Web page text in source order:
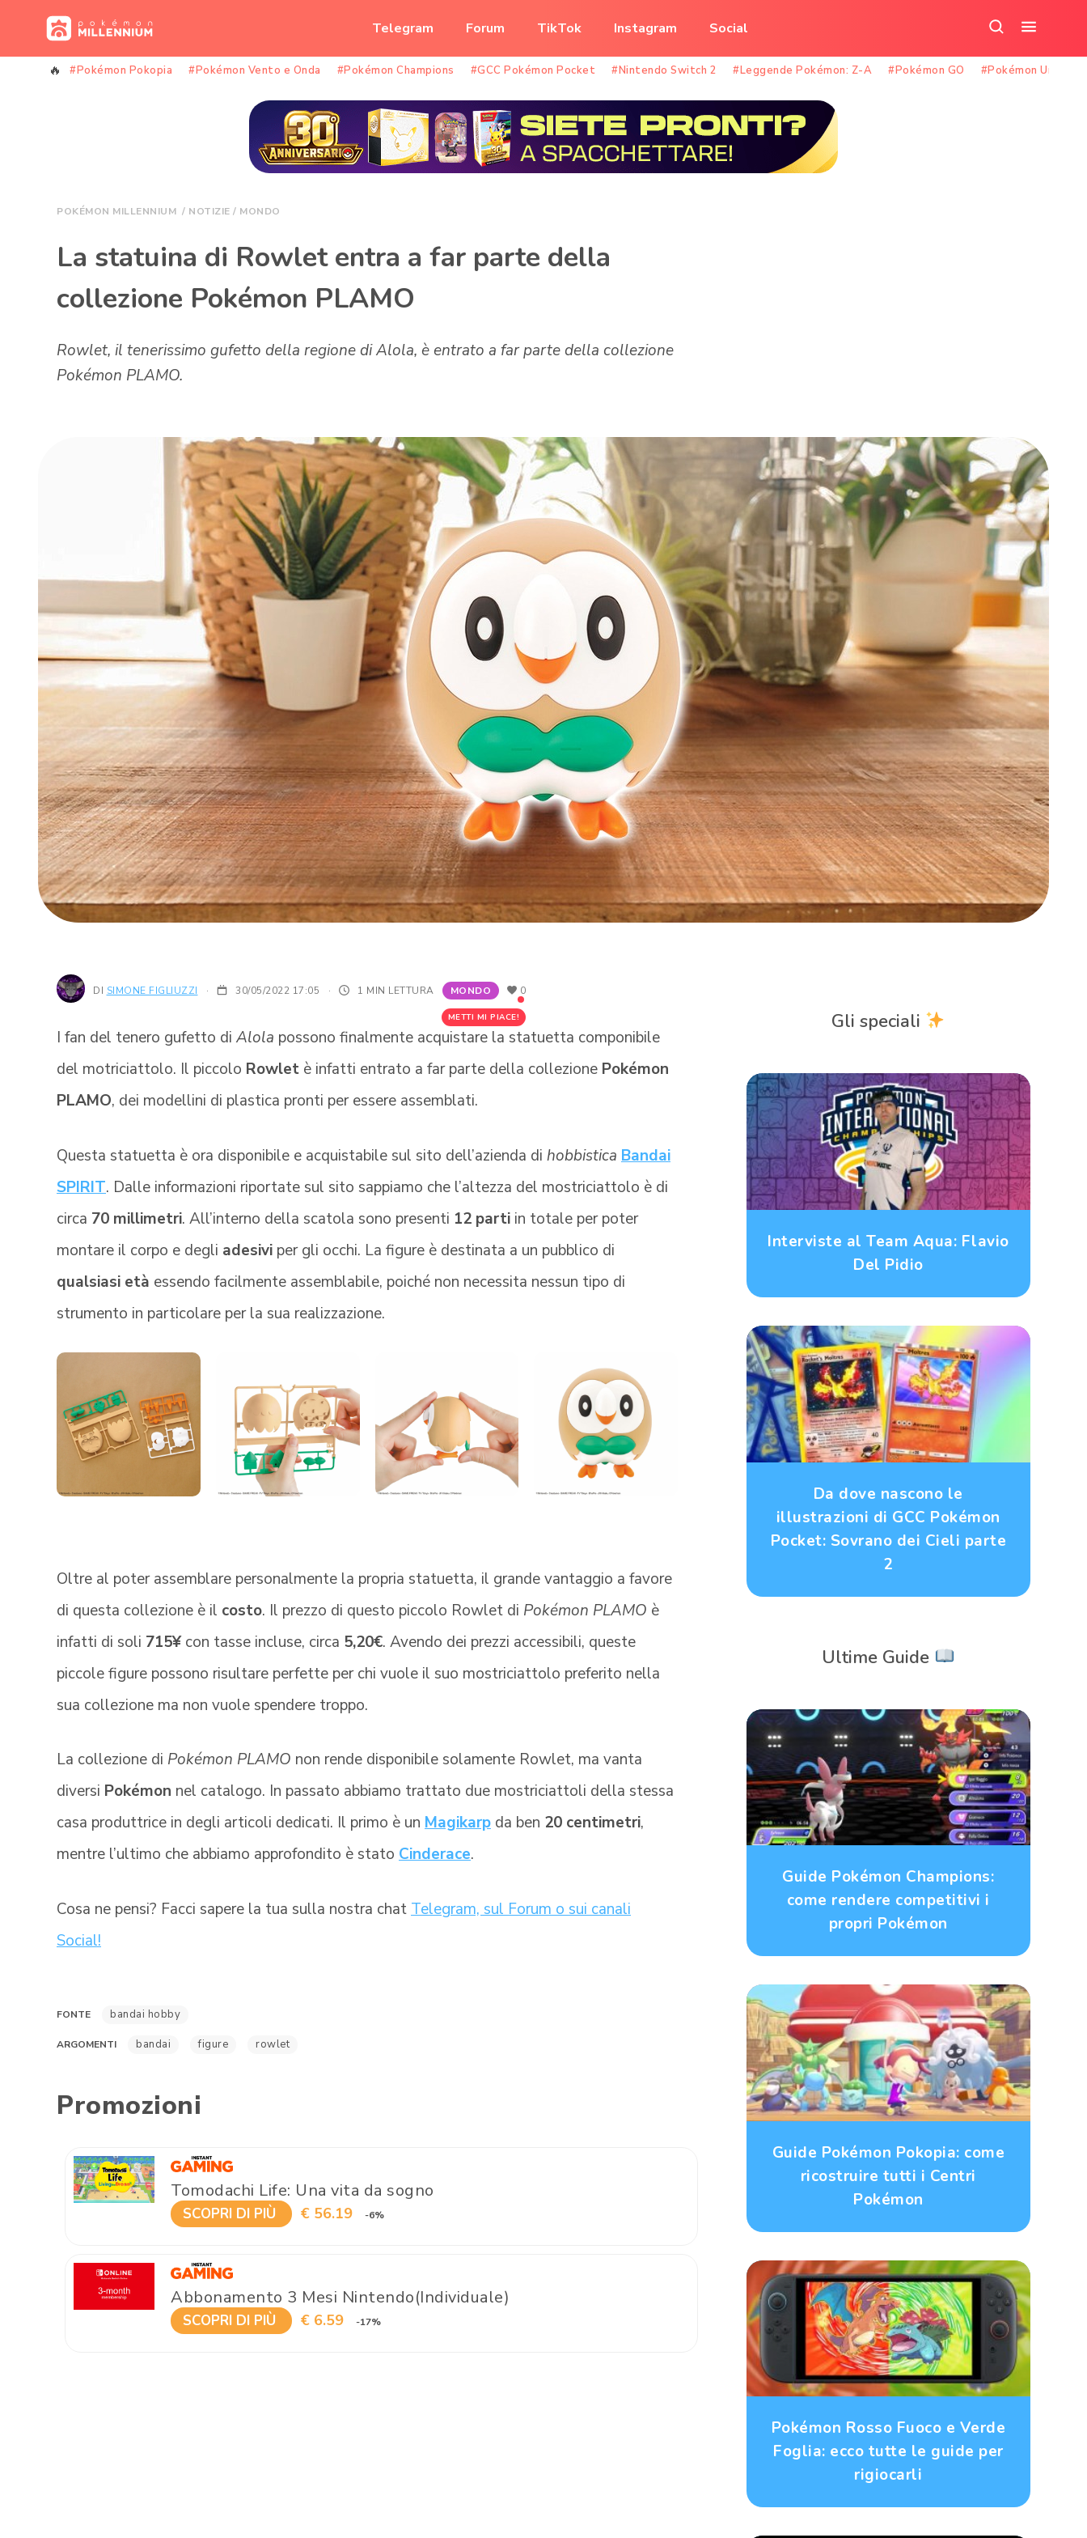
Telegram Forum TikTok Instagram Social
nel
sito
il
menu
#Pokémon Pokopia #Pokémon Vento e Onda #Pokémon Champions #GCC Pokémon Pocket #Nintendo Switch 2 #Leggende Pokémon: Z-A #Pokémon GO #Pokémon Unite
POKÉMON MILLENNIUM / NOTIZIE / MONDO
La statuina di Rowlet entra a far parte della
collezione Pokémon PLAMO
Rowlet, il tenerissimo gufetto della regione di Alola, è entrato a far parte della collezione
Pokémon PLAMO.
DI SIMONE FIGLIUZZI 30/05/2022 17:05 · 1 MIN LETTURA MONDO
METTI MI PIACE!
0
I fan del tenero gufetto di Alola possono finalmente acquistare la statuetta componibile
del motriciattolo. Il piccolo Rowlet è infatti entrato a far parte della collezione Pokémon
PLAMO, dei modellini di plastica pronti per essere assemblati.
Questa statuetta è ora disponibile e acquistabile sul sito dell’azienda di hobbistica Bandai
SPIRIT. Dalle informazioni riportate sul sito sappiamo che l’altezza del mostriciattolo è di
circa 70 millimetri. All’interno della scatola sono presenti 12 parti in totale per poter
montare il corpo e degli adesivi per gli occhi. La figure è destinata a un pubblico di
qualsiasi età essendo facilmente assemblabile, poiché non necessita nessun tipo di
strumento in particolare per la sua realizzazione.
Oltre al poter assemblare personalmente la propria statuetta, il grande vantaggio a favore
di questa collezione è il costo. Il prezzo di questo piccolo Rowlet di Pokémon PLAMO è
infatti di soli 715¥con tasse incluse, circa 5,20€. Avendo dei prezzi accessibili, queste
piccole figure possono risultare perfette per chi vuole il suo mostriciattolo preferito nella
sua collezione ma non vuole spendere troppo.
La collezione di Pokémon PLAMO non rende disponibile solamente Rowlet, ma vanta
diversi Pokémon nel catalogo. In passato abbiamo trattato due mostriciattoli della stessa
casa produttrice in degli articoli dedicati. Il primo è un Magikarp da ben 20 centimetri,
mentre l’ultimo che abbiamo approfondito è stato Cinderace.
Cosa ne pensi? Facci sapere la tua sulla nostra chat Telegram, sul Forum o sui canali
Social!
FONTE bandai hobby
ARGOMENTI bandai figure rowlet
Promozioni
Tomodachi Life: Una vita da sogno
SCOPRI DI PIÙ € 56.19 -6%
Abbonamento 3 Mesi Nintendo(Individuale)
SCOPRI DI PIÙ € 6.59 -17%
Gli speciali
Interviste al Team Aqua: Flavio
Del Pidio
Da dove nascono le
illustrazioni di GCC Pokémon
Pocket: Sovrano dei Cieli parte
2
Ultime Guide
Guide Pokémon Champions:
come rendere competitivi i
propri Pokémon
Guide Pokémon Pokopia: come
ricostruire tutti i Centri
Pokémon
Pokémon Rosso Fuoco e Verde
Foglia: ecco tutte le guide per
rigiocarli